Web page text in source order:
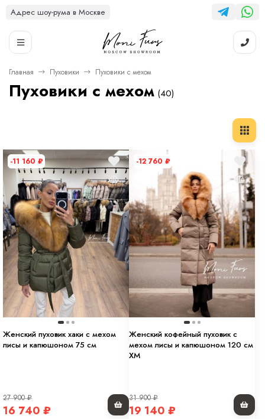
Адрес шоу-рума в Москве
Главная Пуховики Пуховики с мехом
Пуховики с мехом (40)
-11 160 ₽
Женский пуховик хаки с мехом
лисы и капюшоном 75 см
27 900₽
16 740 ₽
-12 760 ₽
Женский кофейный пуховик с
мехом лисы и капюшоном 120 см
XM
31 900₽
19 140 ₽